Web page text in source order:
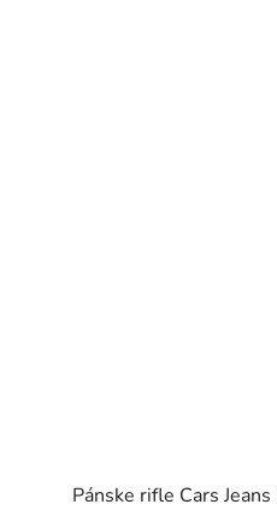
Pánske rifle Cars